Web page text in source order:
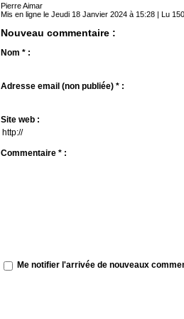
Pierre Aimar
Mis en ligne le Jeudi 18 Janvier 2024 à 15:28 | Lu
Nouveau commentaire :
Nom * :
Adresse email (non publiée) * :
Site web :
Commentaire * :
Me notifier l'arrivée de nouveaux